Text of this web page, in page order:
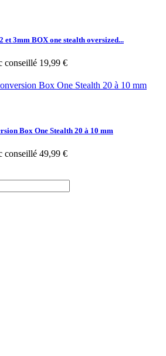
et 3mm BOX one stealth oversized...
conseillé 19,99 €
Box One Stealth 20 à 10 mm
conseillé 49,99 €